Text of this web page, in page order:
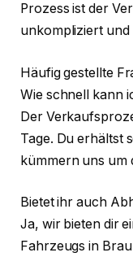
Prozess ist der
unkompliziert und
Häufig gestellte
Wie schnell kann
Der
Tage. Du erhältst
kümmern uns um
Bietet ihr auch
Ja, wir bieten dir
Fahrzeugs in